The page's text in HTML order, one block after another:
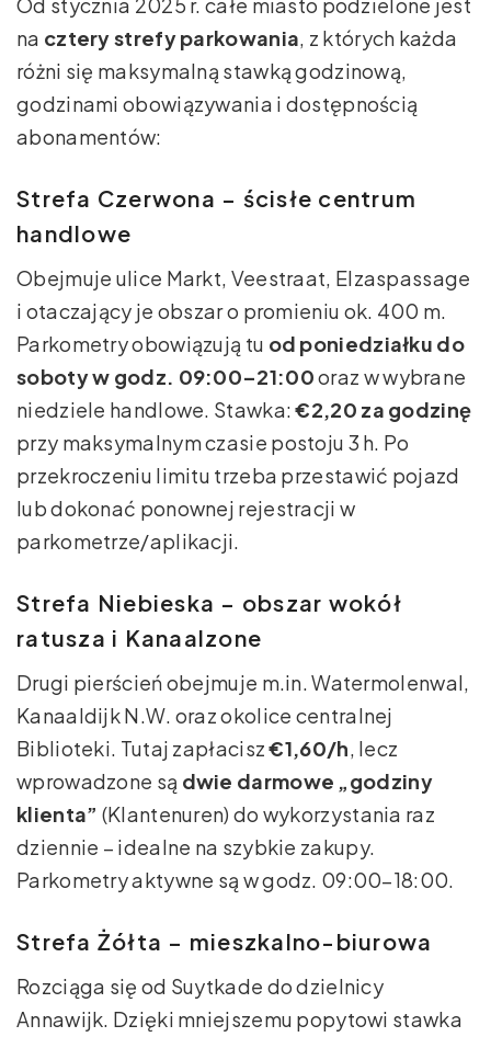
na cztery strefy parkowania, z których każda
różni się maksymalną stawką godzinową,
godzinami obowiązywania i dostępnością
abonamentów:
Strefa Czerwona – ścisłe centrum
handlowe
Obejmuje ulice Markt, Veestraat, Elzaspassage
i otaczający je obszar o promieniu ok. 400 m.
Parkometry obowiązują tu od poniedziałku do
soboty w godz. 09:00–21:00oraz w wybrane
niedziele handlowe. Stawka:€2,20 za godzinę
przy maksymalnym czasie postoju 3 h. Po
przekroczeniu limitu trzeba przestawić pojazd
lub dokonać ponownej rejestracji w
parkometrze/aplikacji.
Strefa Niebieska – obszar wokół
ratusza i Kanaalzone
Drugi pierścień obejmuje m.in. Watermolenwal,
Kanaaldijk N.W. oraz okolice centralnej
Biblioteki. Tutaj zapłacisz€1,60/h, lecz
wprowadzone są dwie darmowe „godziny
klienta” (Klantenuren) do wykorzystania raz
dziennie – idealne na szybkie zakupy.
Parkometry aktywne są w godz. 09:00–18:00.
Strefa Żółta – mieszkalno-biurowa
Rozciąga się od Suytkade do dzielnicy
Annawijk. Dzięki mniejszemu popytowi stawka